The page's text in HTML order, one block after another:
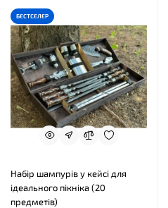
БЕСТСЕЛЕР
Набір шампурів у кейсі для
ідеального пікніка (20
предметів)